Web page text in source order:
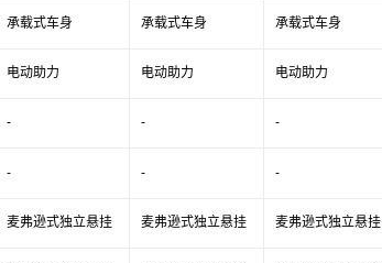
承载式车身 承载式车身 承载式车身
电动助力 电动助力 电动助力
- - -
- - -
麦弗逊式独立悬挂 麦弗逊式独立悬挂 麦弗逊式独立悬挂